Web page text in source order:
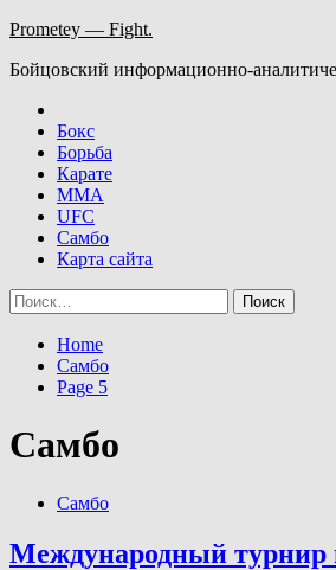
Skip
content
Prometey — Fight.
Бойцовский информационно-
Бокс
Борьба
Карате
ММА
UFC
Самбо
Карта сайта
Найти:
Home
Самбо
Page 5
Самбо
Самбо
Международный турнир